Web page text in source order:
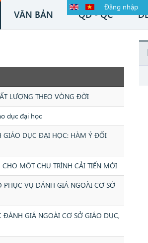
Đăng nhập
VĂN BẢN QĐ - QC
LƯỢNG THEO VÒNG ĐỜI
dục đại học
GIÁO DỤC ĐẠI HỌC: HÀM Ý ĐỐI
MỘT CHU TRÌNH CẢI TIẾN MỚI
PHỤC VỤ ĐÁNH GIÁ NGOÀI CƠ SỞ
ĐÁNH GIÁ NGOÀI CƠ SỞ GIÁO DỤC,